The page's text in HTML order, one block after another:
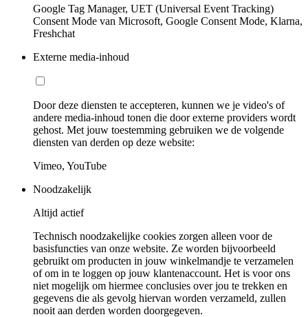
Google Tag Manager, UET (Universal Event Tracking)
Consent Mode van Microsoft, Google Consent Mode, Klarna,
Freshchat
Externe media-inhoud
Door deze diensten te accepteren, kunnen we je video's of
andere media-inhoud tonen die door externe providers wordt
gehost. Met jouw toestemming gebruiken we de volgende
diensten van derden op deze website:
Vimeo, YouTube
Noodzakelijk
Altijd actief
Technisch noodzakelijke cookies zorgen alleen voor de
basisfuncties van onze website. Ze worden bijvoorbeeld
gebruikt om producten in jouw winkelmandje te verzamelen
of om in te loggen op jouw klantenaccount. Het is voor ons
niet mogelijk om hiermee conclusies over jou te trekken en
gegevens die als gevolg hiervan worden verzameld, zullen
nooit aan derden worden doorgegeven.